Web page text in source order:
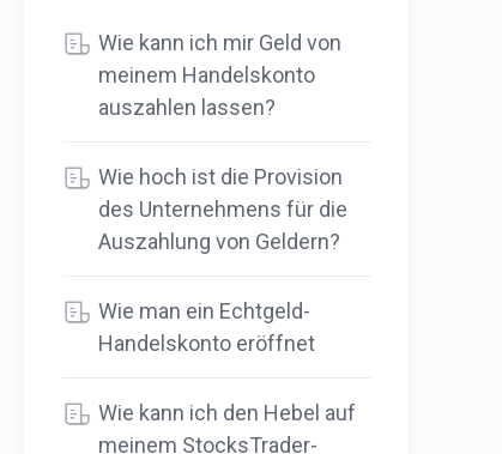
Wie kann ich mir Geld von
meinem Handelskonto
auszahlen lassen?
Wie hoch ist die Provision
des Unternehmens für die
Auszahlung von Geldern?
Wie man ein Echtgeld-
Handelskonto eröffnet
Wie kann ich den Hebel auf
meinem StocksTrader-